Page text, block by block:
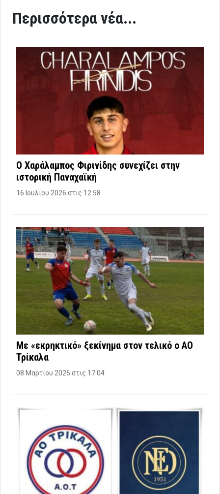
Περισσότερα νέα...
Ο Χαράλαμπος Φιρινίδης συνεχίζει στην
ιστορική Παναχαϊκή
16 Ιουλίου 2026 στις 12:58
Με «εκρηκτικό» ξεκίνημα στον τελικό ο ΑΟ
Τρίκαλα
08 Μαρτίου 2026 στις 17:04